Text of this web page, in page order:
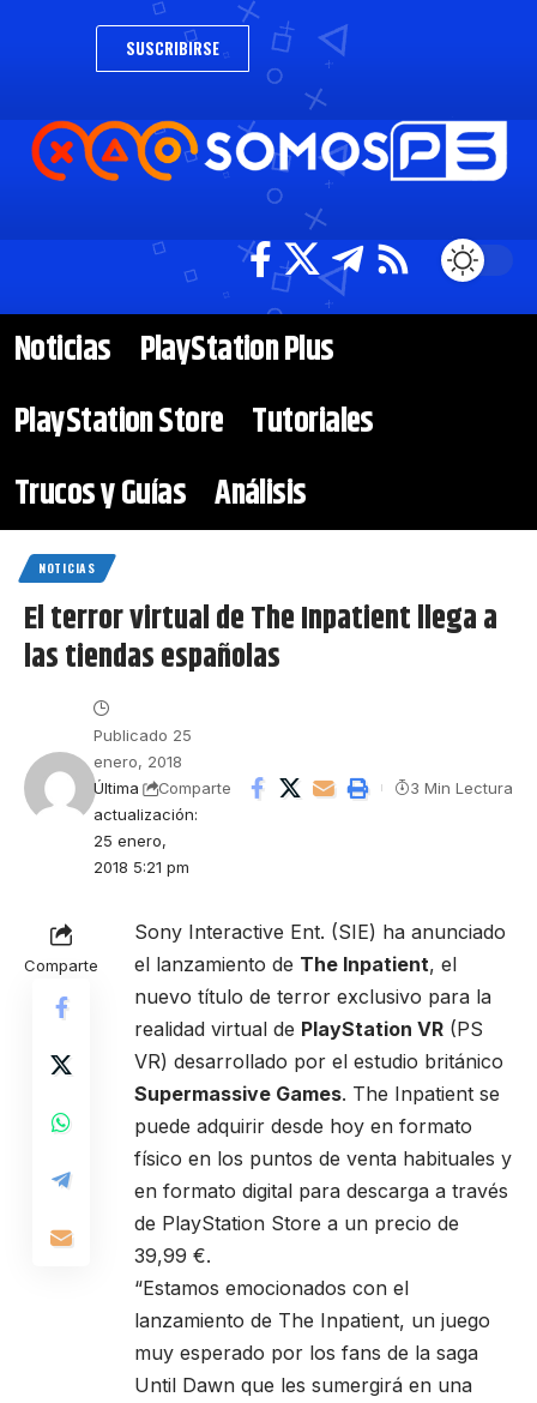
SUSCRIBIRSE
Noticias
PlayStation Plus
PlayStation Store Tutoriales
Trucos y Guías Análisis
NOTICIAS
El terror virtual de The Inpatient llega a
las tiendas españolas
Última
actualización:
25 enero,
2018 5:21 pm
Publicado 25
enero, 2018
Comparte 3 Min Lectura
Comparte
Sony Interactive Ent. (SIE) ha anunciado
el lanzamiento de The Inpatient, el
nuevo título de terror exclusivo para la
realidad virtual de PlayStation VR (PS
VR) desarrollado por el estudio británico
Supermassive Games. The Inpatient se
puede adquirir desde hoy en formato
físico en los puntos de venta habituales y
en formato digital para descarga a través
de PlayStation Store a un precio de
39,99 €.
“Estamos emocionados con el
lanzamiento de The Inpatient, un juego
muy esperado por los fans de la saga
Until Dawn que les sumergirá en una